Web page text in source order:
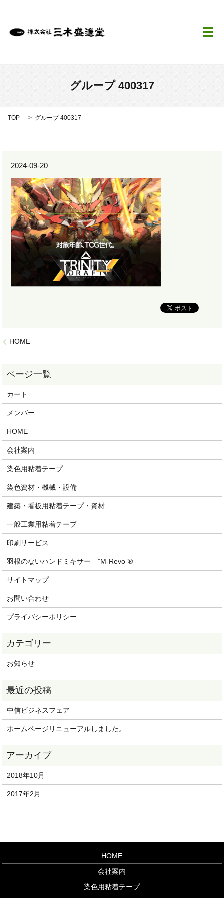
メ
グループ 400317
TOP グループ 400317
2024-09-20
HOME
カート
メンバー
HOME
会社案内
染色用粘着テープ
染色資材・機械・設備
建築・看板用粘着テープ・資材
一般工業用粘着テープ
印刷サービス
羽根のないハンドミキサー ”M-Revo”®
サイトマップ
お問い合わせ
プライバシーポリシー
お知らせ
中信ビジネスフェア
ホームページリニューアルしました。
2018年10月
2017年2月
HOME
会社案内
染色用粘着テープ